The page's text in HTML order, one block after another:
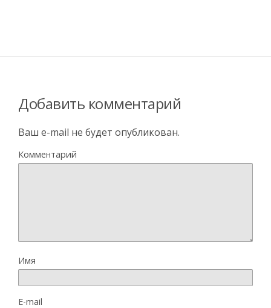
Добавить комментарий
Ваш e-mail не будет опубликован.
Комментарий
Имя
E-mail